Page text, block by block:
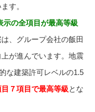
す。
の全項目が最高等級
、グループ会社の飯田
が進んでいます。地震
な建築許可レベルの1.5
７項目で最高等級とな